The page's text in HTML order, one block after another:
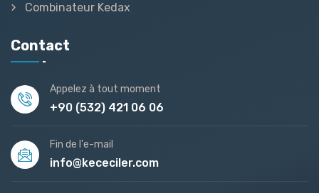
Combinateur Kedax
Contact
Appelez à tout moment
+90 (532) 421 06 06
Fin de l'e-mail
info@kececiler.com